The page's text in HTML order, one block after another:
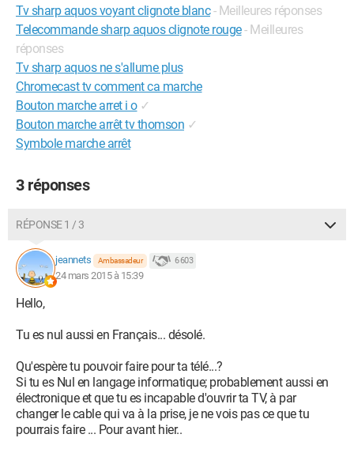
Tv sharp aquos voyant clignote blanc - Meilleures réponses
Telecommande sharp aquos clignote rouge- Meilleures
réponses
Tv sharp aquos ne s'allume plus
Chromecast tv comment ca marche
Bouton marche arret i o ✓
Bouton marche arrêt tv thomson ✓
Symbole marche arrêt
3 réponses
RÉPONSE 1 / 3
jeannets Ambassadeur 6 603
24 mars 2015 à 15:39
Hello,
Tu es nul aussi en Français... désolé.
Qu'espère tu pouvoir faire pour ta télé...?
Si tu es Nul en langage informatique; probablement aussi en
électronique et que tu es incapable d'ouvrir ta TV, à par
changer le cable qui va à la prise, je ne vois pas ce que tu
pourrais faire ... Pour avant hier..